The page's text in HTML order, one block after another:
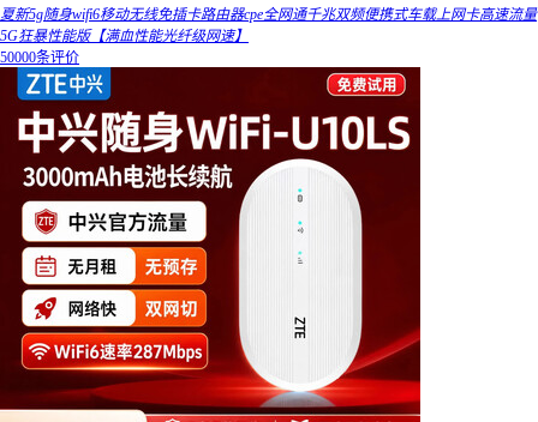
夏新5g随身wifi6移动无线免插卡路由器cpe全网通千兆双频便携式车载上网卡高速流量
5G狂暴性能版【满血性能光纤级网速】
50000条评价